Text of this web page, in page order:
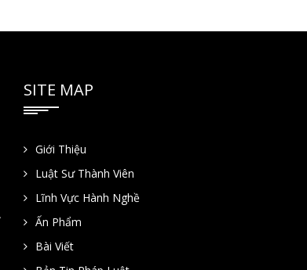
SITE MAP
Giới Thiệu
Luật Sư Thành Viên
Lĩnh Vực Hành Nghề
Ấn Phẩm
Bài Viết